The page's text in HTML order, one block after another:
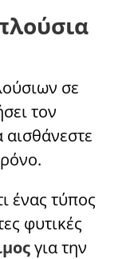
σε
τον
ένας τύπος
φυτικές
για την